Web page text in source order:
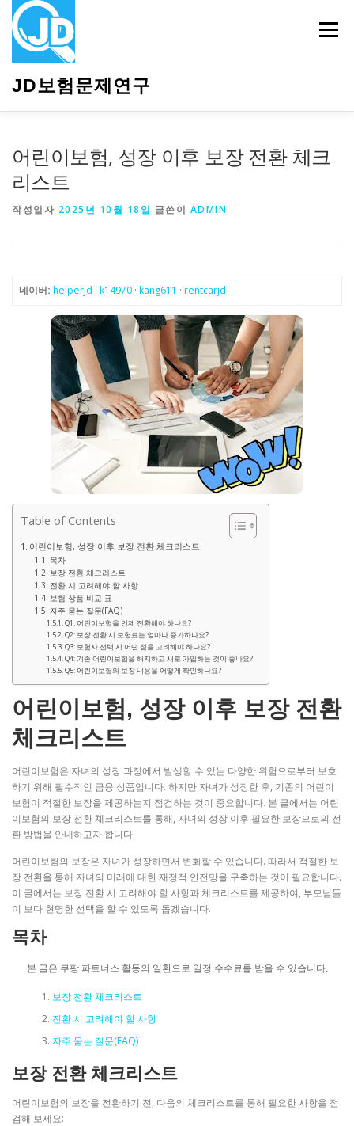
JD보험문제연구
메뉴
어린이보험, 성장 이후 보장 전환 체크
리스트
작성일자 2025년 10월 18일 글쓴이 ADMIN
네이버: helperjd · k14970 · kang611 · rentcarjd
Table of Contents
어린이보험, 성장 이후 보장 전환 체크리스트
목차
보장 전환 체크리스트
전환 시 고려해야 할 사항
보험 상품 비교 표
자주 묻는 질문(FAQ)
Q1: 어린이보험을 언제 전환해야 하나요?
Q2: 보장 전환 시 보험료는 얼마나 증가하나요?
Q3: 보험사 선택 시 어떤 점을 고려해야 하나요?
Q4: 기존 어린이보험을 해지하고 새로 가입하는 것이 좋나요?
Q5: 어린이보험의 보장 내용을 어떻게 확인하나요?
어린이보험, 성장 이후 보장 전환
체크리스트
어린이보험은 자녀의 성장 과정에서 발생할 수 있는 다양한 위험으로부터 보호
하기 위해 필수적인 금융 상품입니다. 하지만 자녀가 성장한 후, 기존의 어린이
보험이 적절한 보장을 제공하는지 점검하는 것이 중요합니다. 본 글에서는 어린
이보험의 보장 전환 체크리스트를 통해, 자녀의 성장 이후 필요한 보장으로의 전
환 방법을 안내하고자 합니다.
어린이보험의 보장은 자녀가 성장하면서 변화할 수 있습니다. 따라서 적절한 보
장 전환을 통해 자녀의 미래에 대한 재정적 안전망을 구축하는 것이 필요합니다.
이 글에서는 보장 전환 시 고려해야 할 사항과 체크리스트를 제공하여, 부모님들
이 보다 현명한 선택을 할 수 있도록 돕겠습니다.
목차
본 글은 쿠팡 파트너스 활동의 일환으로 일정 수수료를 받을 수 있습니다.
보장 전환 체크리스트
전환 시 고려해야 할 사항
자주 묻는 질문(FAQ)
보장 전환 체크리스트
어린이보험의 보장을 전환하기 전, 다음의 체크리스트를 통해 필요한 사항을 점
검해 보세요: